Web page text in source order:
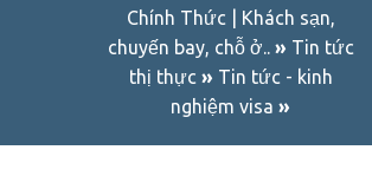
Chính Thức | Khách sạn,
chuyến bay, chỗ ở..» Tin tức
thị thực » Tin tức - kinh
nghiệm visa »